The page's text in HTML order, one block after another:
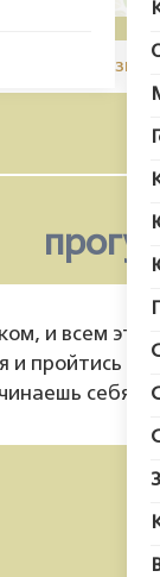
и всем это
и пройтись
себя